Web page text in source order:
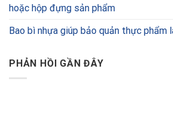
hoặc hộp đựng sản phẩm
Bao bì nhựa giúp bảo quản thực phẩm
PHẢN HỒI GẦN ĐÂY